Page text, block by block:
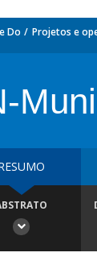
Do Projetos e